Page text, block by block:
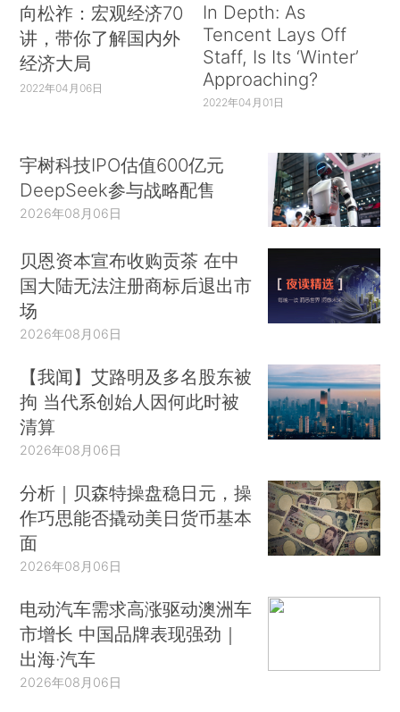
向松祚：宏观经济70
讲，带你了解国内外
经济大局
2022年04月06日
In Depth: As
Tencent Lays Off
Staff, Is Its ‘Winter’
Approaching?
2022年04月01日
宇树科技IPO估值600亿元
DeepSeek参与战略配售
2026年08月06日
贝恩资本宣布收购贡茶 在中
国大陆无法注册商标后退出市
场
2026年08月06日
【我闻】艾路明及多名股东被
拘 当代系创始人因何此时被
清算
2026年08月06日
分析｜贝森特操盘稳日元，操
作巧思能否撬动美日货币基本
面
2026年08月06日
电动汽车需求高涨驱动澳洲车
市增长 中国品牌表现强劲｜
出海·汽车
2026年08月06日